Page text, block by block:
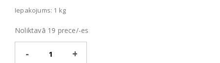
Iepakojums: 1 kg
Noliktavā 19 prece/-es